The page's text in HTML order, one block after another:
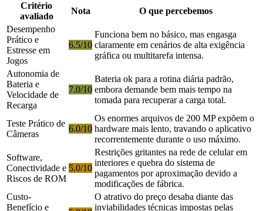
Critério
avaliado
Nota
O que percebemos
Desempenho
Prático e
Estresse em
Jogos
6.5/10
Funciona bem no básico, mas engasga
claramente em cenários de alta exigência
gráfica ou multitarefa intensa.
Autonomia de
Bateria e
Velocidade de
Recarga
7.0/10
Bateria ok para a rotina diária padrão,
embora demande bem mais tempo na
tomada para recuperar a carga total.
Teste Prático de
Câmeras
6.0/10
Os enormes arquivos de 200 MP expõem o
hardware mais lento, travando o aplicativo
recorrentemente durante o uso máximo.
Software,
Conectividade e
Riscos de ROM
5.0/10
Restrições gritantes na rede de celular em
interiores e quebra do sistema de
pagamentos por aproximação devido a
modificações de fábrica.
Custo-
Benefício e
O atrativo do preço desaba diante das
inviabilidades técnicas impostas pelas